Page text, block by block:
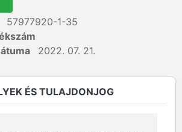
tulajdonjog
57977920-1-35
2022. 07. 21.
ÉS TULAJDONJOG